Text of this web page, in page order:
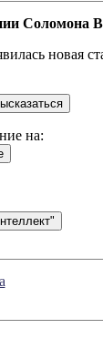
Соломона
новая
на: